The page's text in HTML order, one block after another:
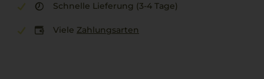
Schnelle Lieferung (3-4 Tage)
Viele Zahlungsarten